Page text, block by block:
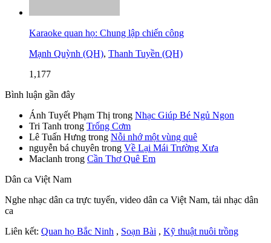
Karaoke quan họ: Chung lập chiến công
Mạnh Quỳnh (QH), Thanh Tuyền (QH)
1,177
Bình luận gần đây
Ánh Tuyết Phạm Thị trong Nhạc Giúp Bé Ngủ Ngon
Tri Tanh trong Trống Cơm
Lê Tuấn Hưng trong Nỗi nhớ một vùng quê
nguyễn bá chuyên trong Về Lại Mái Trường Xưa
Maclanh trong Cần Thơ Quê Em
Dân ca Việt Nam
Nghe nhạc dân ca trực tuyến, video dân ca Việt Nam, tải nhạc dân
ca
Liên kết: Quan họ Bắc Ninh , Soạn Bài , Kỹ thuật nuôi trồng